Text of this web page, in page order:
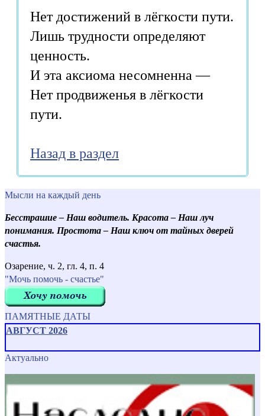
Нет достижений в лёгкости пути.
Лишь трудности определяют
ценность.
И эта аксиома несомненна —
Нет продвиженья в лёгкости
пути.
Назад в раздел
Мысли на каждый день
Бесстрашие – Наш водитель. Красота – Наш луч
понимания. Простота – Наш ключ от тайных дверей
счастья.
Озарение, ч. 2, гл. 4, п. 4
"Мочь помочь - счастье"
ПАМЯТНЫЕ ДАТЫ
АВГУСТ 2026
Актуально